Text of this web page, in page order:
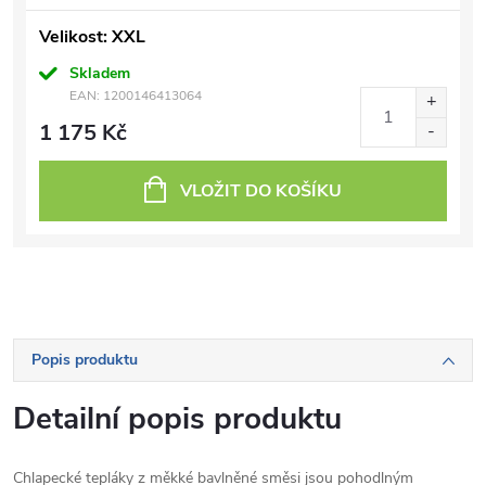
Velikost: XXL
Skladem
EAN: 1200146413064
1 175 Kč
VLOŽIT DO KOŠÍKU
Popis produktu
Detailní popis produktu
Chlapecké tepláky z měkké bavlněné směsi jsou pohodlným